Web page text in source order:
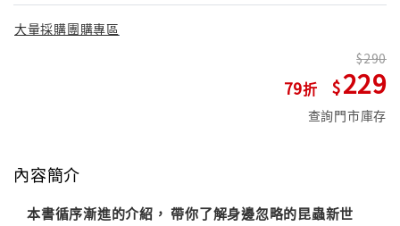
大量採購團購專區
79
290
229
查詢門市庫存
內容簡介
本書循序漸進的介紹， 帶你了解身邊忽略的昆蟲新世